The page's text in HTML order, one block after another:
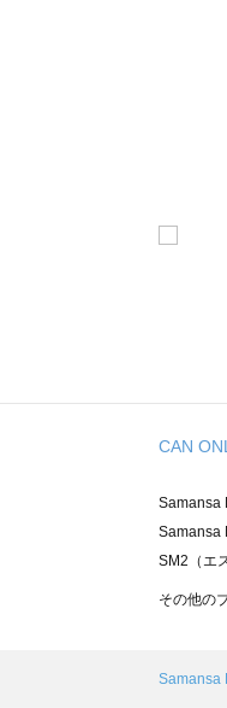
CAN
Samansa
Samansa
SM2（エ
Samansa
その他の
Samansa